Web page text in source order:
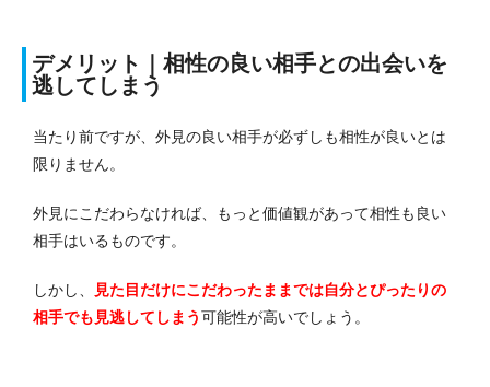
デメリット｜相性の良い相手との出会いを
逃してしまう
当たり前ですが、外見の良い相手が必ずしも相性が良いとは
限りません。
外見にこだわらなければ、もっと価値観があって相性も良い
相手はいるものです。
しかし、
見た目だけにこだわったままでは自分とぴったりの
相手でも見逃してしまう可能性が高いでしょう。